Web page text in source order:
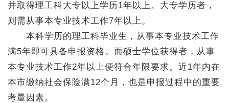
并取得理工科大专以上学历1年以上。大专学历者，
则需从事本专业技术工作7年以上。
本科学历的理工科毕业生，从事本专业技术工作
满5年即可具备申报资格。而硕士学位获得者，从事
本专业技术工作2年以上便符合年限要求。近1年内在
本市缴纳社会保险满12个月，也是申报过程中的重要
考量因素。